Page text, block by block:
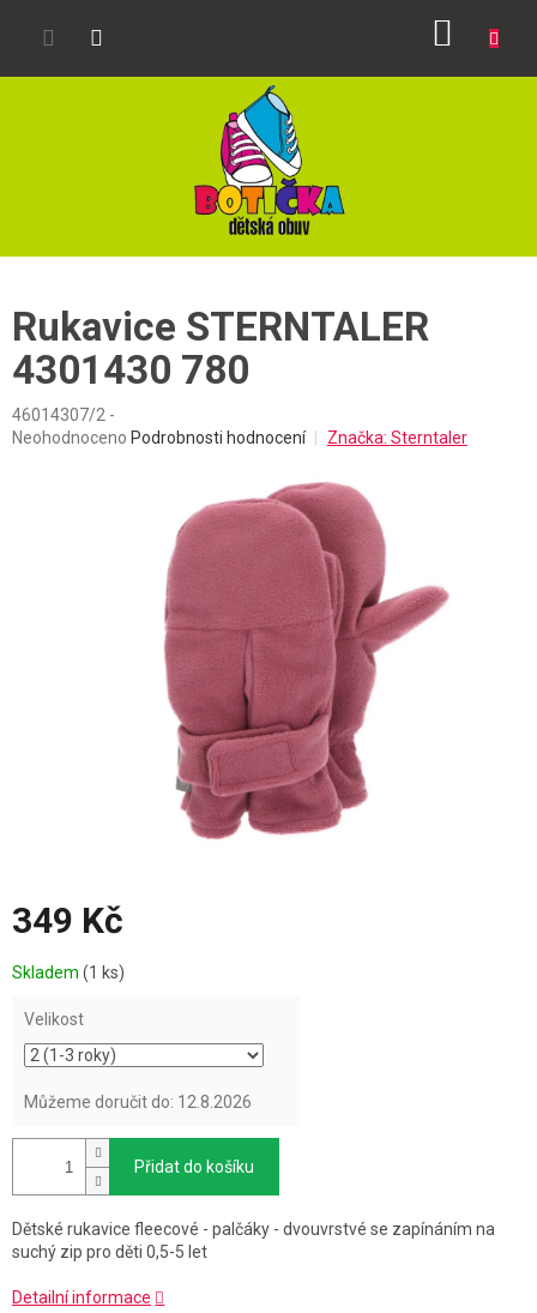
Rukavice STERNTALER
4301430 780
46014307/2 -
Průměrné
Neohodnoceno Podrobnosti hodnocení Značka: Sterntaler
349 Kč
cena:
Skladem (1 ks)
Velikost
Můžeme doručit do: 12.8.2026
Přidat do košíku
Dětské rukavice fleecové - palčáky - dvouvrstvé se zapínáním na
suchý zip pro děti 0,5-5 let
Detailní informace